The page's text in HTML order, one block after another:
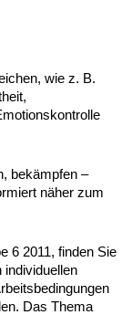
wie z. B.
bekämpfen –
näher zum
6 2011, finden Sie
Das Thema